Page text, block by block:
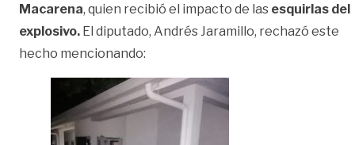
Macarena, quien recibió el impacto de las esquirlas del
explosivo. El diputado, Andrés Jaramillo, rechazó este
hecho mencionando: